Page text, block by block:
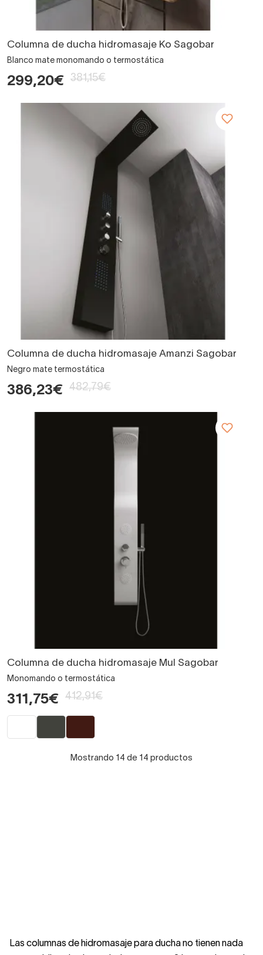
Columna de ducha hidromasaje Ko Sagobar
Blanco mate monomando o termostática
299,20€ 381,15€
Columna de ducha hidromasaje Amanzi Sagobar
Negro mate termostática
386,23€ 482,79€
Columna de ducha hidromasaje Mul Sagobar
Monomando o termostática
311,75€ 412,91€
Mostrando 14 de 14 productos
Las columnas de hidromasaje para ducha no tienen nada